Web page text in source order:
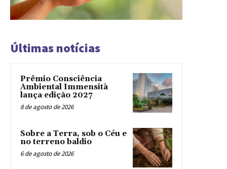
Últimas notícias
Prêmio Consciência
Ambiental Immensità
lança edição 2027
8 de agosto de 2026
Sobre a Terra, sob o Céu e
no terreno baldio
6 de agosto de 2026